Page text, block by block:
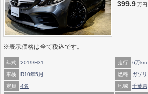
399.9 万円
※表示価格は全て税込です。
年式 2019/H31 走行 6万km
車検 R10年5月 燃料 ガソリ
定員 4名 地域 千葉県